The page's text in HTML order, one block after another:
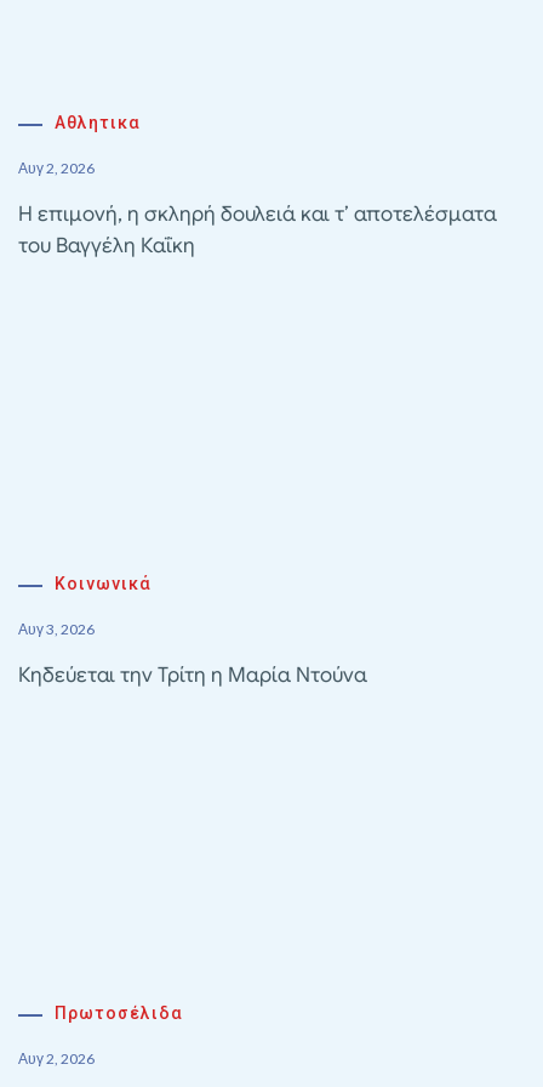
Αθλητικα
Αυγ 2, 2026
Η επιμονή, η σκληρή δουλειά και τ’ αποτελέσματα
του Βαγγέλη Καΐκη
Κοινωνικά
Αυγ 3, 2026
Κηδεύεται την Τρίτη η Μαρία Ντούνα
Πρωτοσέλιδα
Αυγ 2, 2026